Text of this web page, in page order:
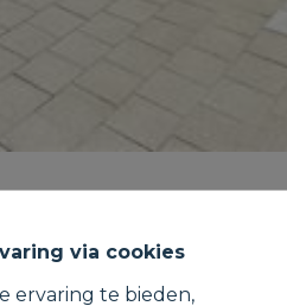
via cookies
ervaring te bieden,
tuin en garage.